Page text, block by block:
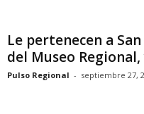
Le pertenecen a
del Museo Regional,
Pulso Regional - septiembre 27,